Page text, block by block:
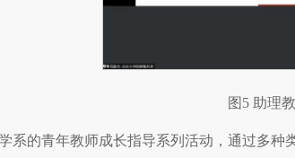
图5 助理
系的青年教师成长指导系列活动，通过多